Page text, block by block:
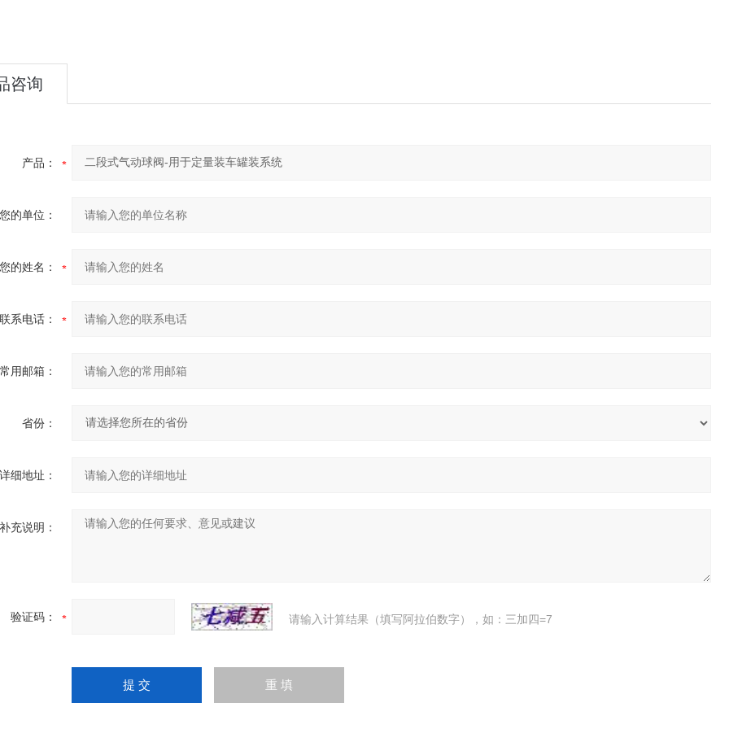
咨询
产品：
您的单位：
您的姓名：
联系电话：
常用邮箱：
省份：
详细地址：
补充说明：
验证码： 请输入计算结果（填写阿拉伯数字），如：三加四=7